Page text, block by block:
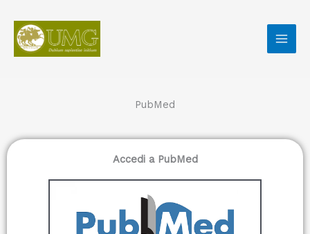
contenuto
PubMed
Accedi a PubMed